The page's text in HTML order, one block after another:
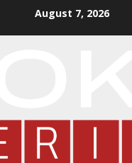
August 7, 2026